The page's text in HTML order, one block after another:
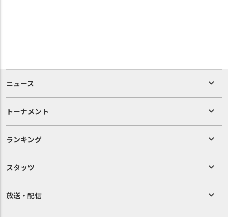
ニュース
トーナメント
ランキング
スタッツ
放送・配信